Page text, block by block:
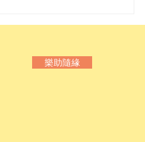
樂助隨緣